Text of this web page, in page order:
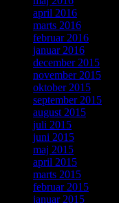
april 2016
marts 2016
februar 2016
januar 2016
december 2015
november 2015
oktober 2015
september 2015
august 2015
juli 2015
juni 2015
maj 2015
april 2015
marts 2015
februar 2015
januar 2015